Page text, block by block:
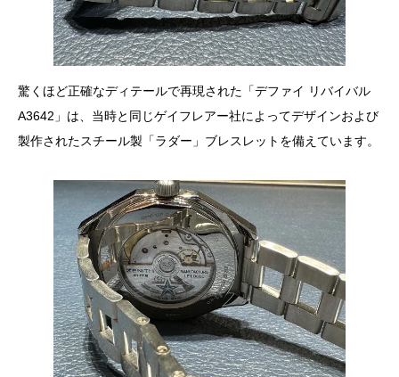
驚くほど正確なディテールで再現された「デファイ リバイバル
A3642」は、当時と同じゲイフレアー社によってデザインおよび
製作されたスチール製「ラダー」ブレスレットを備えています。